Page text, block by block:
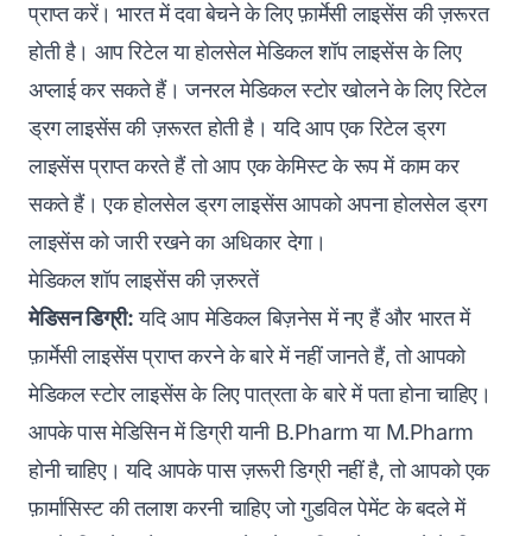
प्राप्त करें। भारत में दवा बेचने के लिए फ़ार्मेसी लाइसेंस की ज़रूरत
होती है। आप रिटेल या होलसेल मेडिकल शॉप लाइसेंस के लिए
अप्लाई कर सकते हैं। जनरल मेडिकल स्टोर खोलने के लिए रिटेल
ड्रग लाइसेंस की ज़रूरत होती है। यदि आप एक रिटेल ड्रग
लाइसेंस प्राप्त करते हैं तो आप एक केमिस्ट के रूप में काम कर
सकते हैं। एक होलसेल ड्रग लाइसेंस आपको अपना होलसेल ड्रग
लाइसेंस को जारी रखने का अधिकार देगा।
मेडिकल शॉप लाइसेंस की ज़रुरतें
मेडिसन डिग्री:यदि आप मेडिकल बिज़नेस में नए हैं और भारत में
फ़ार्मेसी लाइसेंस प्राप्त करने के बारे में नहीं जानते हैं, तो आपको
मेडिकल स्टोर लाइसेंस के लिए पात्रता के बारे में पता होना चाहिए।
आपके पास मेडिसिन में डिग्री यानी B.Pharm या M.Pharm
होनी चाहिए। यदि आपके पास ज़रूरी डिग्री नहीं है, तो आपको एक
फ़ार्मासिस्ट की तलाश करनी चाहिए जो गुडविल पेमेंट के बदले में